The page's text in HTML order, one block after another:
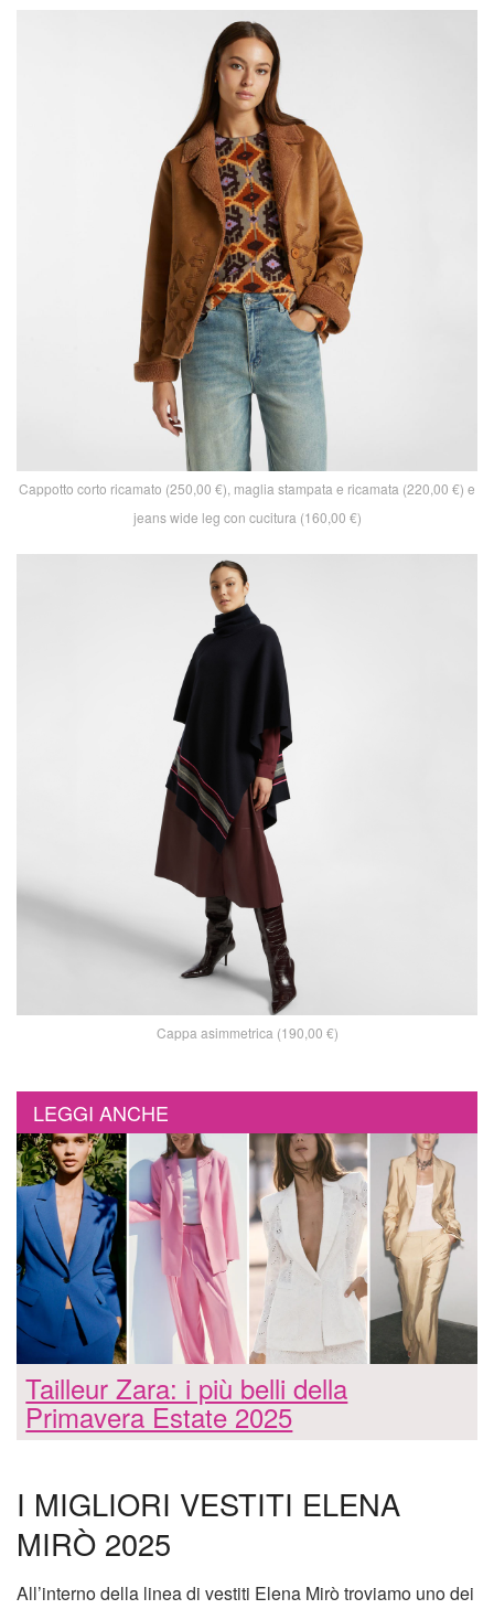
Cappotto corto ricamato (250,00 €), maglia stampata e ricamata (220,00 €) e
jeans wide leg con cucitura (160,00 €)
Cappa asimmetrica (190,00 €)
LEGGI ANCHE
Tailleur Zara: i più belli della
Primavera Estate 2025
I MIGLIORI VESTITI ELENA
MIRÒ 2025
All’interno della linea di vestiti Elena Mirò troviamo uno dei